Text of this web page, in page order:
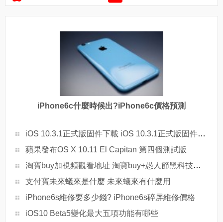
iPhone6c什麼時候出?iPhone6c價格預測
iOS 10.3.1正式版固件下載 iOS 10.3.1正式版固件下載地址
蘋果發布OS X 10.11 El Capitan 第四個測試版
淘寶buy加視頻觀看地址 淘寶buy+愚人節黑科技介紹
支付寶未來蟻來是什麼 未來蟻來有什麼用
iPhone6s維修要多少錢? iPhone6s碎屏維修價格
iOS10 Beta5變化最大五項功能有哪些